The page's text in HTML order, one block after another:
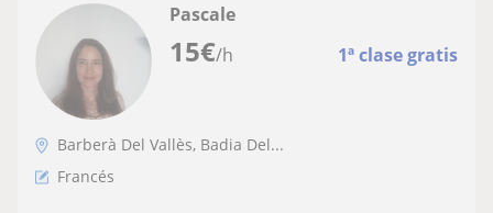
15€/h 1ª clase gratis
Pascale
Barberà Del Vallès, Badia Del...
Francés